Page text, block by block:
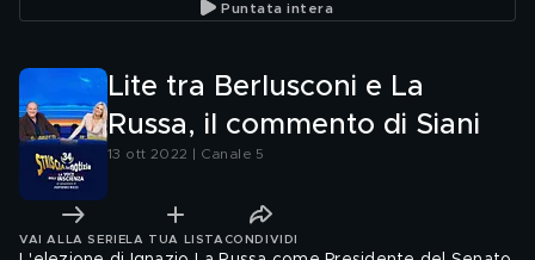
Puntata intera
Lite tra Berlusconi e La
Russa, il commento di Siani
13 ott 2022 | Canale 5
VAI ALLA SERIE LA TUA LISTA CONDIVIDI